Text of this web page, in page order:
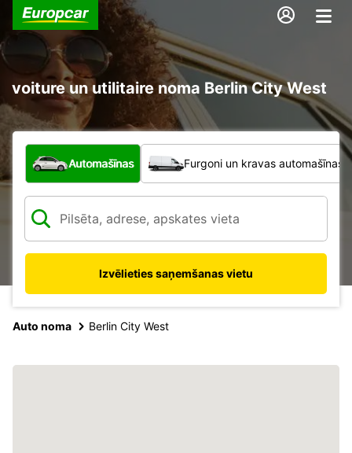
voiture un utilitaire noma Berlin City West
Kāda veida transportlīdzeklis?
Automašīnas Furgoni un kravas automašīnas
Izvēlieties saņemšanas vietu
Auto noma Berlin City West